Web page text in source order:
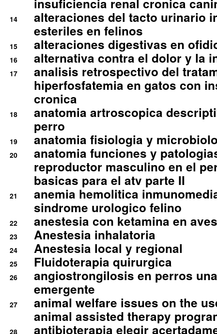
insuficiencia renal cronica
14
alteraciones del tacto urinario
esteriles en felinos
15 alteraciones digestivas en
16 alternativa contra el dolor y la
17
analisis retrospectivo del
hiperfosfatemia en gatos con
cronica
18
anatomia artroscopica
perro
19 anatomia fisiologia y
20
anatomia funciones y
reproductor masculino en el
basicas para el atv parte II
21
anemia hemolitica
sindrome urologico felino
22 anestesia con ketamina en
23 Anestesia inhalatoria
24 Anestesia local y regional
25 Fluidoterapia quirurgica
26
angiostrongilosis en perros
emergente
27
animal welfare issues on the
animal assisted therapy
28 antibioterapia elegir